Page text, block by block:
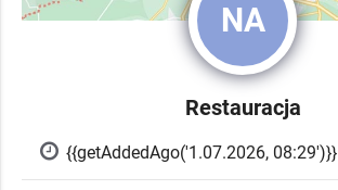
NA
Restauracja
{{getAddedAgo('1.07.2026, 08:29')}}